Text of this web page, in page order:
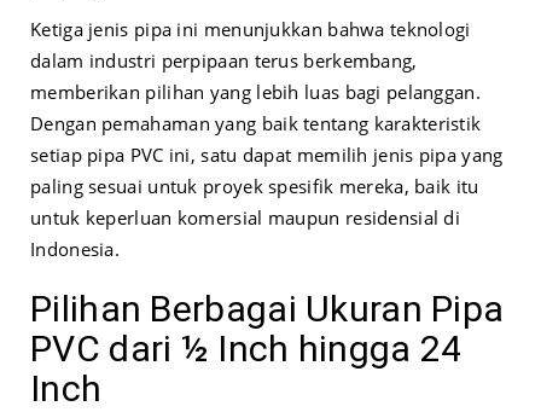
Ketiga jenis pipa ini menunjukkan bahwa teknologi
dalam industri perpipaan terus berkembang,
memberikan pilihan yang lebih luas bagi pelanggan.
Dengan pemahaman yang baik tentang karakteristik
setiap pipa PVC ini, satu dapat memilih jenis pipa yang
paling sesuai untuk proyek spesifik mereka, baik itu
untuk keperluan komersial maupun residensial di
Indonesia.
Pilihan Berbagai Ukuran Pipa
PVC dari ½ Inch hingga 24
Inch